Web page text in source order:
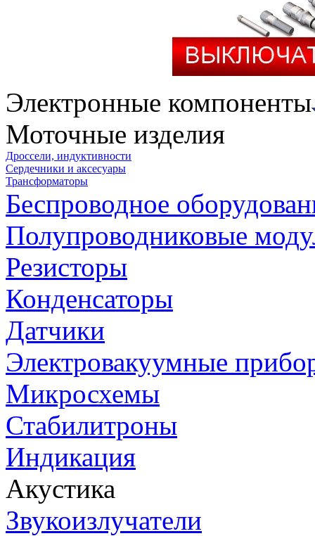
Электронные компоненты
Моточные изделия
Дроссели, индуктивности
Сердечники и аксесуары
Трансформаторы
Беспроводное
Полупроводниковые
Резисторы
Конденсаторы
Датчики
Электровакуумные
Микросхемы
Стабилитроны
Индикация
Акустика
Звукоизлучатели